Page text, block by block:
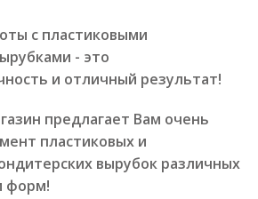
с пластиковыми
- это
и отличный результат!
предлагает Вам очень
пластиковых и
вырубок различных
форм!